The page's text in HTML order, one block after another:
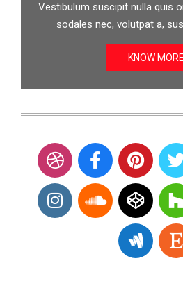
Vestibulum suscipit nulla quis
sodales nec, volutpat a,
KNOW MORE